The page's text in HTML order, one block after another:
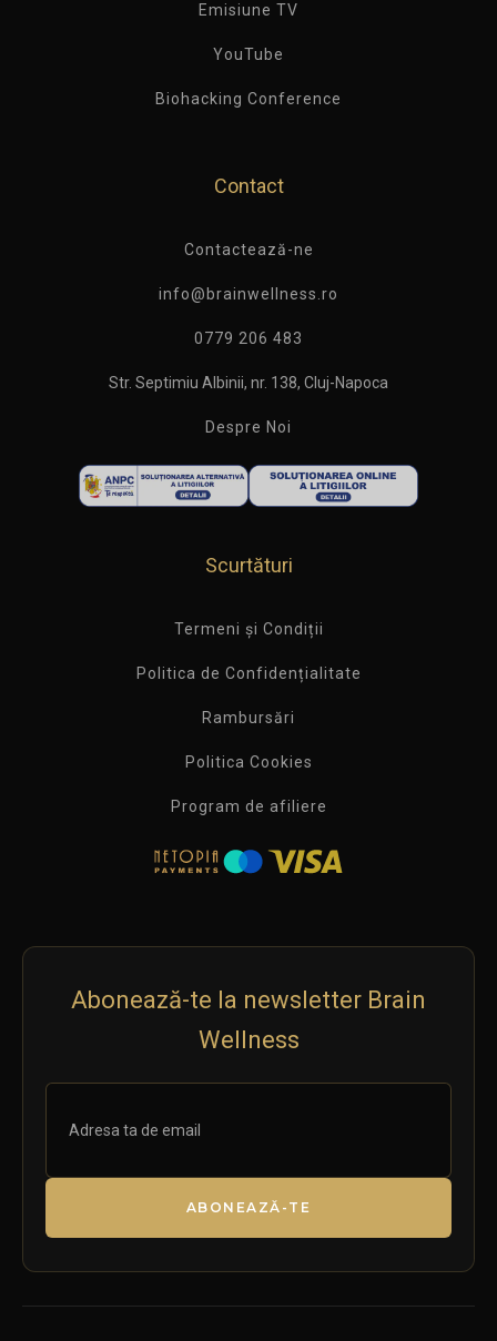
Emisiune TV
YouTube
Biohacking Conference
Contact
Contactează-ne
info@brainwellness.ro
0779 206 483
Str. Septimiu Albinii, nr. 138, Cluj-Napoca
Despre Noi
Scurtături
Termeni și Condiții
Politica de Confidențialitate
Rambursări
Politica Cookies
Program de afiliere
Abonează-te la newsletter Brain
Wellness
ABONEAZĂ-TE